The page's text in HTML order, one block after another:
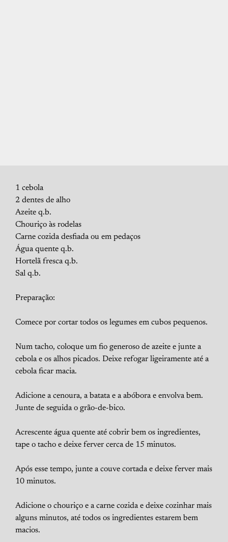
1 cebola
2 dentes de alho
Azeite q.b.
Chouriço às rodelas
Carne cozida desfiada ou em pedaços
Água quente q.b.
Hortelã fresca q.b.
Sal q.b.
Preparação:
Comece por cortar todos os legumes em cubos pequenos.
Num tacho, coloque um fio generoso de azeite e junte a
cebola e os alhos picados. Deixe refogar ligeiramente até a
cebola ficar macia.
Adicione a cenoura, a batata e a abóbora e envolva bem.
Junte de seguida o grão-de-bico.
Acrescente água quente até cobrir bem os ingredientes,
tape o tacho e deixe ferver cerca de 15 minutos.
Após esse tempo, junte a couve cortada e deixe ferver mais
10 minutos.
Adicione o chouriço e a carne cozida e deixe cozinhar mais
alguns minutos, até todos os ingredientes estarem bem
macios.